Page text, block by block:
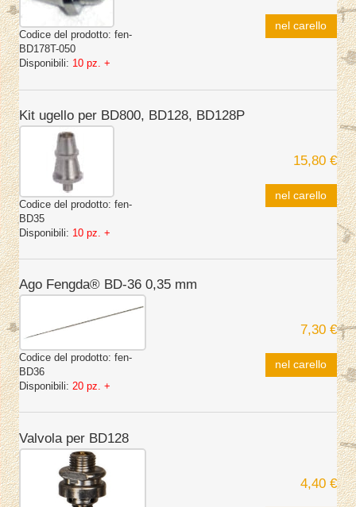
Codice del prodotto: fen-
BD178T-050
Disponibili: 10 pz. +
nel carello
Kit ugello per BD800, BD128, BD128P
Codice del prodotto: fen-
BD35
Disponibili: 10 pz. +
15,80 €
nel carello
Ago Fengda® BD-36 0,35 mm
Codice del prodotto: fen-
BD36
Disponibili: 20 pz. +
7,30 €
nel carello
Valvola per BD128
4,40 €